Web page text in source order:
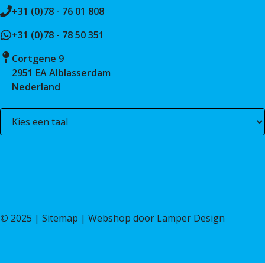
+31 (0)78 - 76 01 808
+31 (0)78 - 78 50 351
Cortgene 9
2951 EA Alblasserdam
Nederland
© 2025 | Sitemap | Webshop door Lamper Design